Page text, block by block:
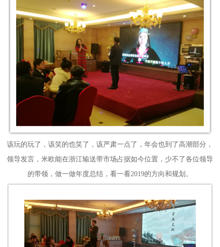
该玩的玩了，该笑的也笑了，该严肃一点了，年会也到了高潮部分，
领导发言，米欧能在浙江输送带市场占据如今位置，少不了各位领导
的带领，做一做年度总结，看一看2019的方向和规划。